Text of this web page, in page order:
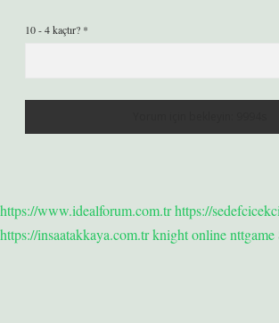
10 - 4 kaçtır? *
https://www.idealforum.com.trhttps://
https://insaatakkaya.com.trknight onlinenttgame